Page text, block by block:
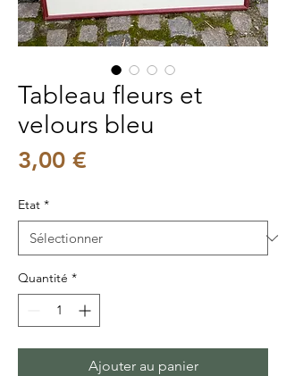
Tableau fleurs et
velours bleu
3,00 €
Etat *
Quantité *
Ajouter au panier